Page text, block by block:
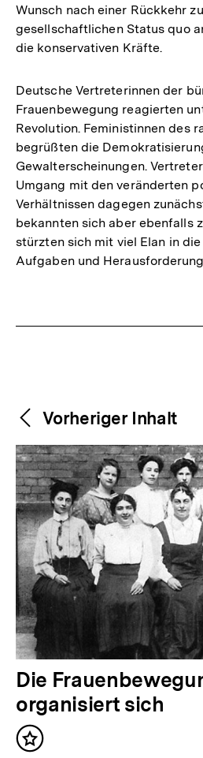
Wunsch nach einer Rückkehr
gesellschaftlichen Status quo
die konservativen Kräfte.
Deutsche Vertreterinnen der
Frauenbewegung reagierten
Revolution. Feministinnen des
begrüßten die
Gewalterscheinungen.
Umgang mit den veränderten
Verhältnissen dagegen
bekannten sich aber ebenfalls
stürzten sich mit viel Elan in
Aufgaben und
Weitere
Inhalte
Content-
Navigation
Vorheriger Inhalt
V
o
r
h
Die
organisiert sich
Inhalt